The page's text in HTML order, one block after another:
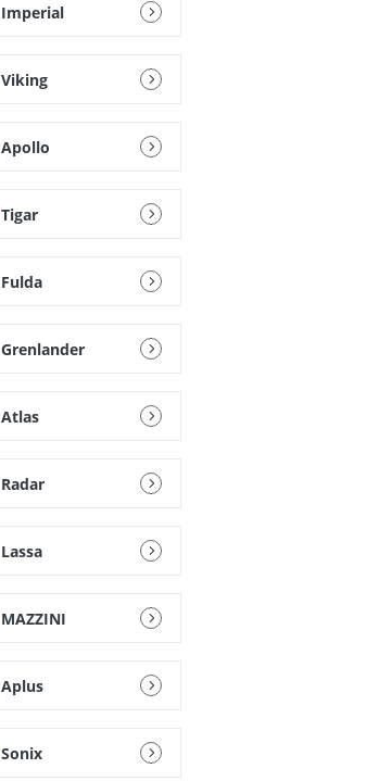
Imperial
Viking
Apollo
Tigar
Fulda
Grenlander
Atlas
Radar
Lassa
MAZZINI
Aplus
Sonix